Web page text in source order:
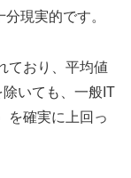
現実的です。
ており、平均値
いても、一般IT
を確実に上回っ